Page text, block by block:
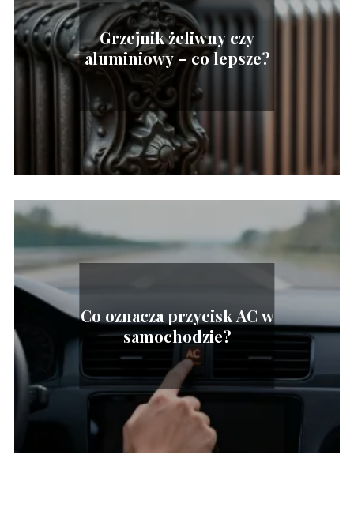
Grzejnik żeliwny czy
aluminiowy – co lepsze?
Co oznacza przycisk AC w
samochodzie?